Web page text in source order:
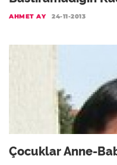
AHMET AY 24-11-2013
Çocuklar Anne-